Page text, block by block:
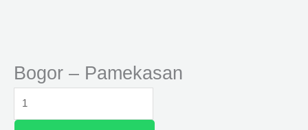
Bogor – Pamekasan